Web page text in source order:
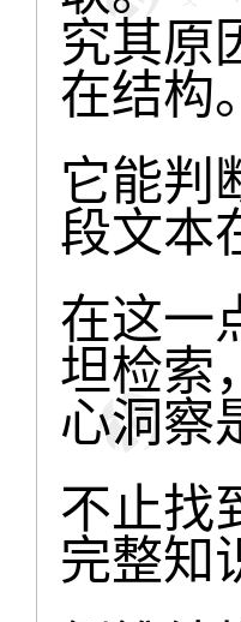
究其原
在结构。
它能判
段文本
在这一
坦检索
心洞察
不止找
完整知